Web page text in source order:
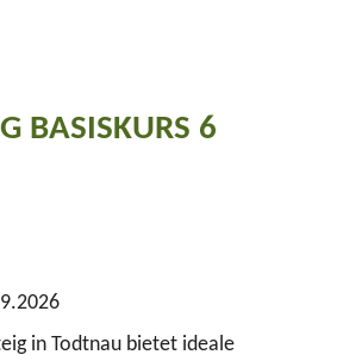
BASISKURS 6
in Todtnau bietet ideale